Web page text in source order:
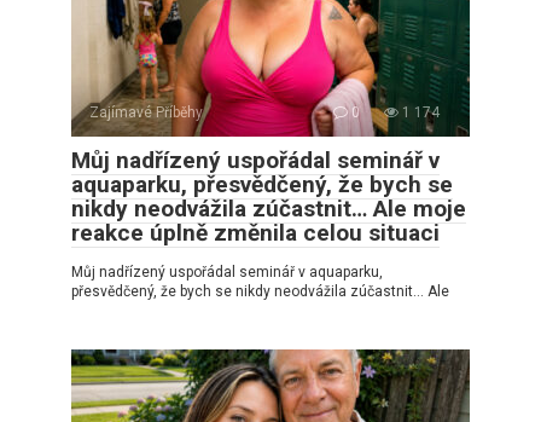
Zajímavé Příběhy 0 1 174
Můj nadřízený uspořádal seminář v
aquaparku, přesvědčený, že bych se
nikdy neodvážila zúčastnit… Ale moje
reakce úplně změnila celou situaci
Můj nadřízený uspořádal seminář v aquaparku,
přesvědčený, že bych se nikdy neodvážila zúčastnit… Ale